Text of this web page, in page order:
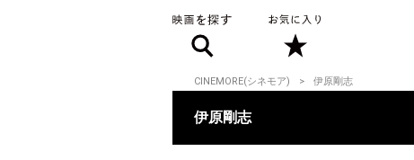
CINEMORE(シネモア) 伊原剛志
伊原剛志